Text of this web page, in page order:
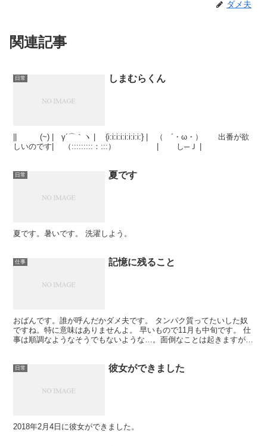
ダメ夫
関連記事
日常 しまむらくん
|| (~) | γ´⌒｀ヽ | {i:i:i:i:i:i:i:i:} | （ ´・ω・） 出番が欲
しいのです| （:::::::::：:::） | し─Ｊ |
日常 夏です
夏です。暑いです。 洗濯しよう。
仕事 記憶に残ること
おばんです。誰が呼んだかダメ夫です。 タンパク質ってたいした奴
ですね。特に意味はありませんよ。 早いもので11月も中旬です。 仕
事は順調なようなそうでもないような…。面倒なことは起きますが、
日常 彼女ができました
2018年2月4日に彼女ができました。